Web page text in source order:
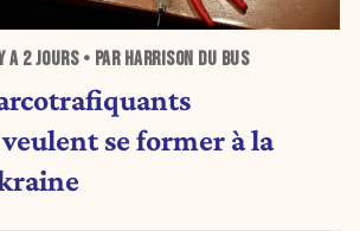
A2 JOURS• PAR HARRISON DU BUS
se former à la